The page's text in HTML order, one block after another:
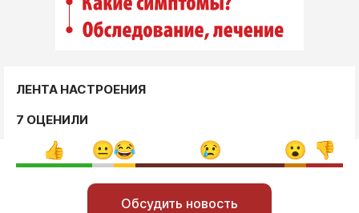
ЛЕНТА НАСТРОЕНИЯ
7 ОЦЕНИЛИ
Обсудить новость